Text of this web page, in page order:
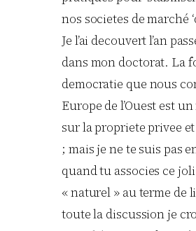
nos societes de marché
Je l’ai decouvert l’an
dans mon doctorat. La
democratie que nous
Europe de l’Ouest est
sur la propriete privee
; mais je ne te suis pas
quand tu associes ce
« naturel » au terme de
toute la discussion je